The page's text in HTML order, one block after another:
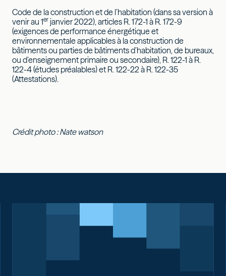
Code de la construction et de l’habitation (dans sa version à
venir au 1er janvier 2022), articles R. 172-1 à R. 172-9
(exigences de performance énergétique et
environnementale applicables à la construction de
bâtiments ou parties de bâtiments d’habitation, de bureaux,
ou d’enseignement primaire ou secondaire), R. 122-1 à R.
122-4 (études préalables) et R. 122-22 à R. 122-35
(Attestations).
Crédit photo : Nate watson